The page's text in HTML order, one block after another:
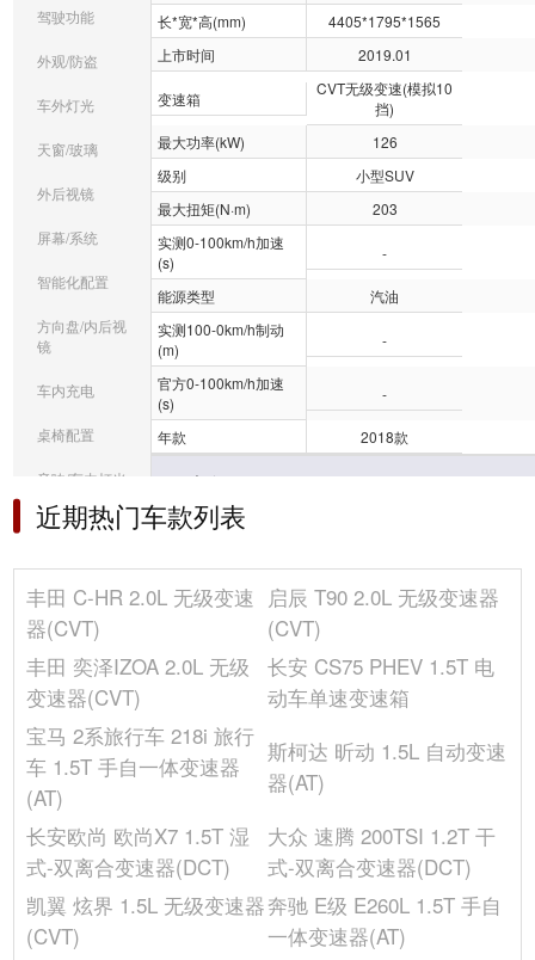
驾驶功能
外观/防盗
车外灯光
天窗/玻璃
外后视镜
屏幕/系统
智能化配置
方向盘/内后视
镜
车内充电
桌椅配置
音响/车内灯光
冰箱/空调
选装包
其它
长*宽*高(mm)
4405*1795*1565
上市时间
2019.01
变速箱
CVT无级变速(模拟10
挡)
最大功率(kW)
126
级别
小型SUV
最大扭矩(N·m)
203
实测0-100km/h加速
(s)
-
能源类型
汽油
实测100-0km/h制动
(m)
-
官方0-100km/h加速
(s)
-
年款 2018款
车身
高度(mm)
车身结构
5门5座SUV
整备质量(kg)
1505
1550
轴距(mm)
长度(mm)
4405
油箱容积(L)
50
宽度(mm)
1795
发动机
1987
近期热门车款列表
丰田 C-HR 2.0L 无级变速
器(CVT)
启辰 T90 2.0L 无级变速器
(CVT)
丰田 奕泽IZOA 2.0L 无级
变速器(CVT)
长安 CS75 PHEV 1.5T 电
动车单速变速箱
宝马 2系旅行车 218i 旅行
车 1.5T 手自一体变速器
(AT)
斯柯达 昕动 1.5L 自动变速
器(AT)
长安欧尚 欧尚X7 1.5T 湿
式-双离合变速器(DCT)
大众 速腾 200TSI 1.2T 干
式-双离合变速器(DCT)
凯翼 炫界 1.5L 无级变速器
(CVT)
奔驰 E级 E260L 1.5T 手自
一体变速器(AT)